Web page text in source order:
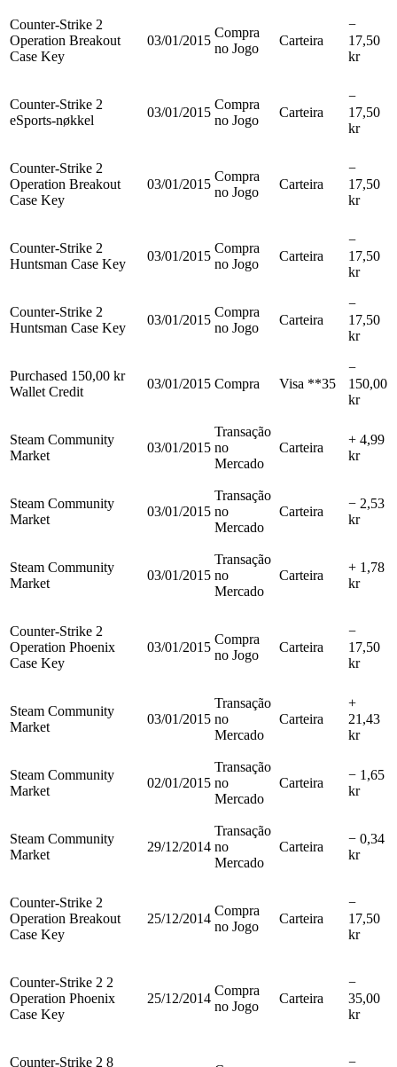
Counter-Strike 2
Operation Breakout
Case Key
03/01/2015
Compra
no Jogo
Carteira
−
17,50
kr
Counter-Strike 2
eSports-nøkkel
03/01/2015
Compra
no Jogo
Carteira
−
17,50
kr
Counter-Strike 2
Operation Breakout
Case Key
03/01/2015
Compra
no Jogo
Carteira
−
17,50
kr
Counter-Strike 2
Huntsman Case Key
03/01/2015
Compra
no Jogo
Carteira
−
17,50
kr
Counter-Strike 2
Huntsman Case Key
03/01/2015
Compra
no Jogo
Carteira
−
17,50
kr
Purchased 150,00 kr
Wallet Credit
03/01/2015 Compra Visa **35
−
150,00
kr
Steam Community
Market
03/01/2015
Transação
no
Mercado
Carteira
+ 4,99
kr
Steam Community
Market
03/01/2015
Transação
no
Mercado
Carteira
− 2,53
kr
Steam Community
Market
03/01/2015
Transação
no
Mercado
Carteira
+ 1,78
kr
Counter-Strike 2
Operation Phoenix
Case Key
03/01/2015
Compra
no Jogo
Carteira
−
17,50
kr
Steam Community
Market
03/01/2015
Transação
no
Mercado
Carteira
+
21,43
kr
Steam Community
Market
02/01/2015
Transação
no
Mercado
Carteira
− 1,65
kr
Steam Community
Market
29/12/2014
Transação
no
Mercado
Carteira
− 0,34
kr
Counter-Strike 2
Operation Breakout
Case Key
25/12/2014
Compra
no Jogo
Carteira
−
17,50
kr
Counter-Strike 2 2
Operation Phoenix
Case Key
25/12/2014
Compra
no Jogo
Carteira
−
35,00
kr
Counter-Strike 2 8
−